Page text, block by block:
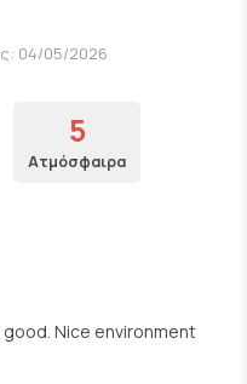
04/05/2026
5
Ατμόσφαιρα
Nice environment